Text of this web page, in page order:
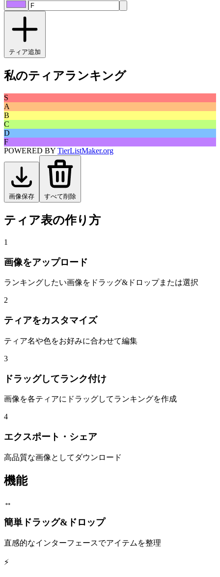
ティア追加
私のティアランキング
S
A
B
C
D
F
POWERED BY TierListMaker.org
画像保存 すべて削除
ティア表の作り方
1
画像をアップロード
ランキングしたい画像をドラッグ&ドロップまたは選択
2
ティアをカスタマイズ
ティア名や色をお好みに合わせて編集
3
ドラッグしてランク付け
画像を各ティアにドラッグしてランキングを作成
4
エクスポート・シェア
高品質な画像としてダウンロード
機能
↔
簡単ドラッグ&ドロップ
直感的なインターフェースでアイテムを整理
⚡